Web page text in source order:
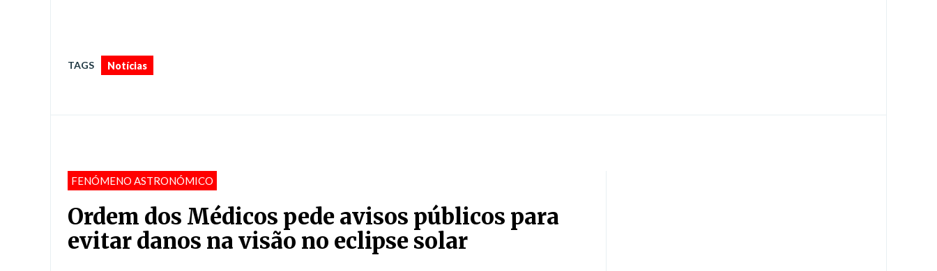
TAGS Notícias
FENÓMENO ASTRONÓMICO
Ordem dos Médicos pede avisos públicos para
evitar danos na visão no eclipse solar